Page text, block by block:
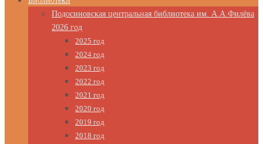
Подосиновская центральная библиотека им. А.А.Филёва
2026 год
2025 год
2024 год
2023 год
2022 год
2021 год
2020 год
2019 год
2018 год